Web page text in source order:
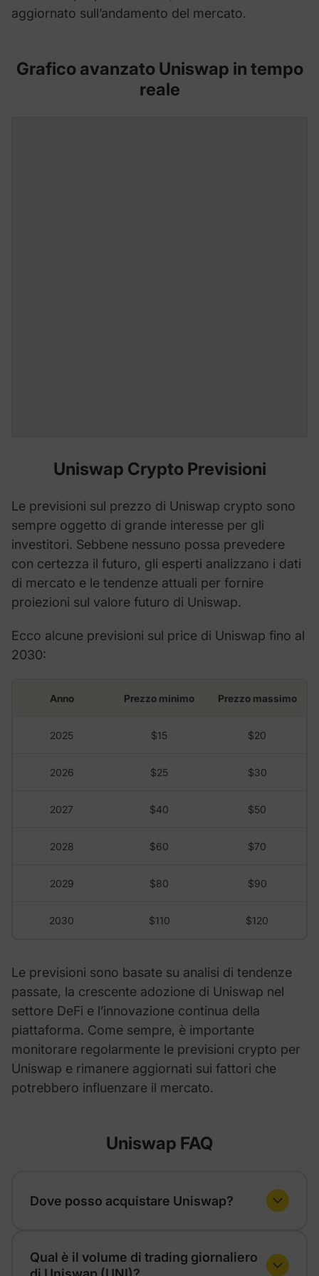
aggiornato sull’andamento del mercato.
Grafico avanzato Uniswap in tempo
reale
Uniswap Crypto Previsioni
Le previsioni sul prezzo di Uniswap crypto sono
sempre oggetto di grande interesse per gli
investitori. Sebbene nessuno possa prevedere
con certezza il futuro, gli esperti analizzano i dati
di mercato e le tendenze attuali per fornire
proiezioni sul valore futuro di Uniswap.
Ecco alcune previsioni sul price di Uniswap fino al
2030:
Anno Prezzo minimo Prezzo massimo
2025 $15 $20
2026 $25 $30
2027 $40 $50
2028 $60 $70
2029 $80 $90
2030 $110 $120
Le previsioni sono basate su analisi di tendenze
passate, la crescente adozione di Uniswap nel
settore DeFi e l’innovazione continua della
piattaforma. Come sempre, è importante
monitorare regolarmente le previsioni crypto per
Uniswap e rimanere aggiornati sui fattori che
potrebbero influenzare il mercato.
Uniswap FAQ
Dove posso acquistare Uniswap?
Uniswap (UNI) è disponibile su diversi
comparatori di exchange centralizzati che
Qual è il volume di trading giornaliero